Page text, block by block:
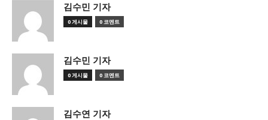
김수민 기자
0 게시물 0 코멘트
김수민 기자
0 게시물 0 코멘트
김수연 기자